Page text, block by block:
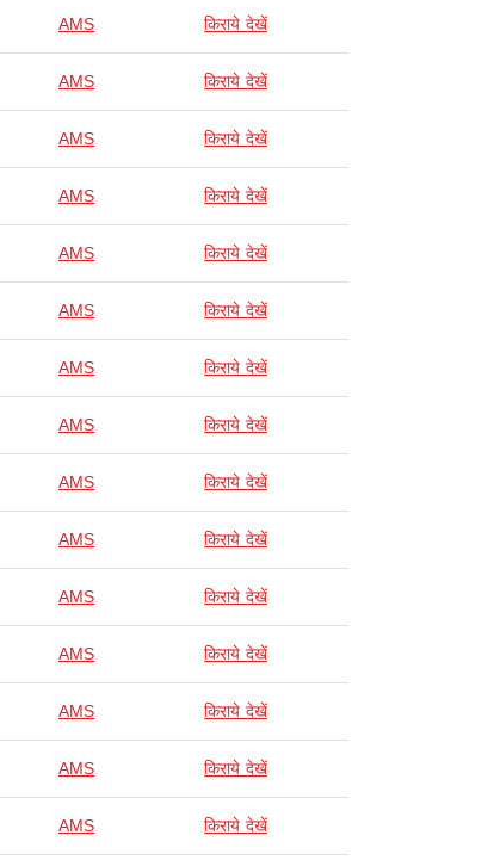
AMS किराये देखें
AMS किराये देखें
AMS किराये देखें
AMS किराये देखें
AMS किराये देखें
AMS किराये देखें
AMS किराये देखें
AMS किराये देखें
AMS किराये देखें
AMS किराये देखें
AMS किराये देखें
AMS किराये देखें
AMS किराये देखें
AMS किराये देखें
AMS किराये देखें